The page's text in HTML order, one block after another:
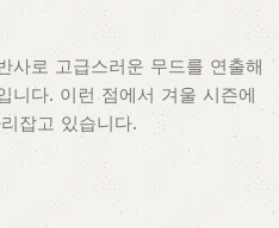
사로 고급스러운 무드를 연출해
니다. 이런 점에서 겨울 시즌에
잡고 있습니다.